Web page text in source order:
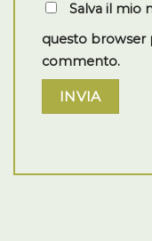
Salva il mio
questo browser
commento.